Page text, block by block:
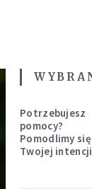
Potrzebujesz
pomocy?
Pomodlimy
Twojej intencji